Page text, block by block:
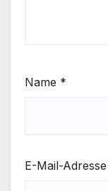
Name *
E-Mail-Adresse